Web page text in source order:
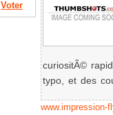
Voter
curiositÃ©
typo, et des
www.impression-